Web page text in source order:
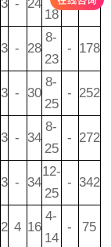
3 - 24
18
- 152
3 - 28
8-
23
- 178
3 - 30
8-
25
- 252
3 - 34
8-
25
- 272
3 - 34
12-
25
- 342
2 4 16
4-
14
- 75